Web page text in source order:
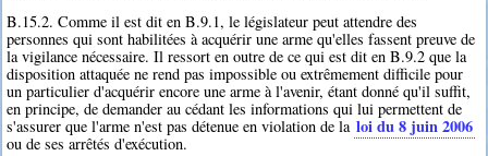
B.15.2. Comme il est dit en B.9.1, le législateur peut attendre des
personnes qui sont habilitées à acquérir une arme qu'elles fassent preuve de
la vigilance nécessaire. Il ressort en outre de ce qui est dit en B.9.2 que la
disposition attaquée ne rend pas impossible ou extrêmement difficile pour
un particulier d'acquérir encore une arme à l'avenir, étant donné qu'il suffit,
en principe, de demander au cédant les informations qui lui permettent de
s'assurer que l'arme n'est pas détenue en violation de la loi du 8 juin 2006
ou de ses arrêtés d'exécution.